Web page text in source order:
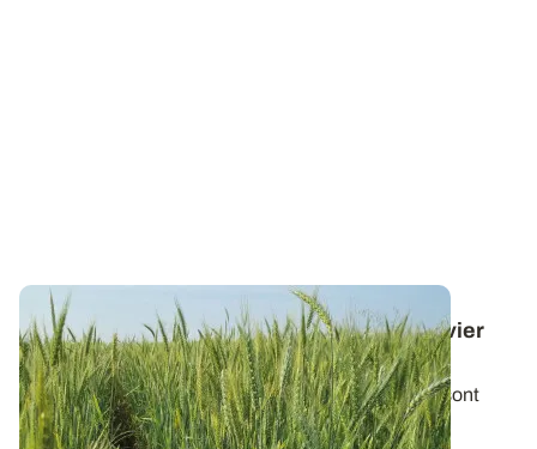
Blé tendre : les mélanges variétaux, un levier
pour stabiliser les rendements ?
Les gains de rendements des mélanges variétaux sont
souvent faibles, comparés à des...